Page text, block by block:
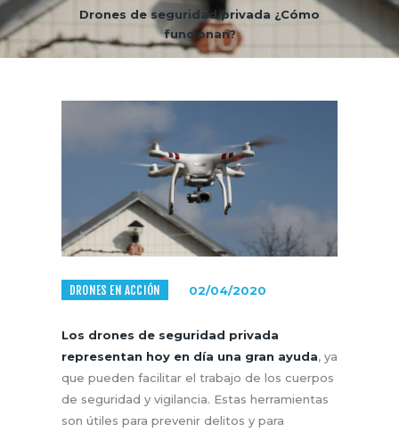
Drones de seguridad privada ¿Cómo
funcionan?
DRONES EN ACCIÓN 02/04/2020
Los drones de seguridad privada
representan hoy en día una gran ayuda, ya
que pueden facilitar el trabajo de los cuerpos
de seguridad y vigilancia. Estas herramientas
son útiles para prevenir delitos y para